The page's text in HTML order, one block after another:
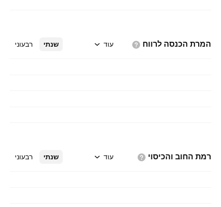
המרת הכנסה לרווח שנתי רבעוני עוד
רמת החוב והכיסוי שנתי רבעוני עוד